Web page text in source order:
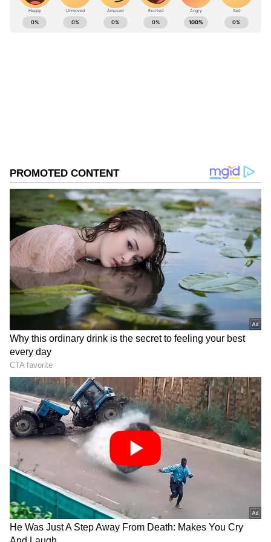
Related Articles
Shocking: ಯಾರಿವನು?.. ಒಂದೇ ಚಿತ್ರದ ಮೂಲಕ
ವಿಜಯ್, ಐಶ್ವರ್ಯಾ ರೈ ಹಿಂದಿಕ್ಕಿ ನಂಬರ್ 1ಪಟ್ಟಕ್ಕೇರಿದ
ಯುವ ನಟ!
Shocking: 50 ಕೋಟಿಯ ಪ್ರವೇಟ್‌
ಜೆಟ್‌ನಲ್ಲಿಓಡಾಡುವ ಈ ನಟಿ CA ಆಗ್ಬೇಕಿತ್ತು, ಆದ್ರೆ
ಸೂಪರ್ ಸ್ಟಾರ್ ಆಗಿದ್ದು ಹೇಗೆ?
ABOUT THE AUTHOR
DOWNLOAD APP
ಕನ್ನಡ ಸಿನಿಮಾ (Kannada Cinema News), ಟಿವಿ
ಕಾರ್ಯಕ್ರಮಗಳು (Kannada TV Shows), ಸೆಲೆಬ್ರಿಟಿ
ಸುದ್ದಿಗಳು ಮತ್ತು ಇತ್ತೀಚಿನ ಸುದ್ದಿಗಳಿಗಾಗಿ ಏಷ್ಯಾನೆಟ್
ಸುವರ್ಣ ನ್ಯೂಸ್‌ನಲ್ಲಿ ಮನರಂಜನಾ ವಿಭಾಗ ನೋಡಿ.
ಸಿನಿಮಾ ವಿಮರ್ಶೆಗಳು (Kannada Movies Review
ತಾರೆಯರ ಸಂದರ್ಶನಗಳು, ಧಾರಾವಾಹಿ ಅಪ್‌ಡೇಟ್ಸ್‌,
ತೆರೆಮರೆಯ ಕಥೆಗಳು,OTT ರಿಲೀಸ್‌ ಗಳ ಬಗ್ಗೆ
ಮಾಹಿತಿಯೂ ಇಲ್ಲಿದೆ.